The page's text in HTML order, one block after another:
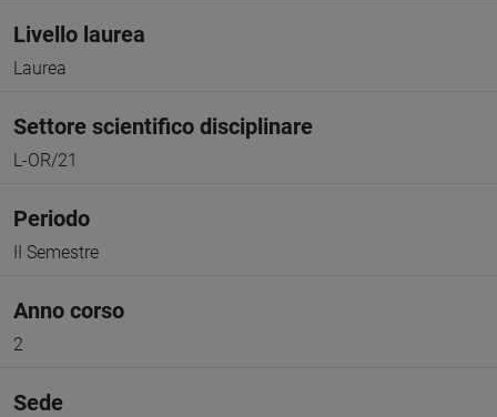
Livello laurea
Laurea
Settore scientifico disciplinare
L-OR/21
Periodo
II Semestre
Anno corso
2
Sede